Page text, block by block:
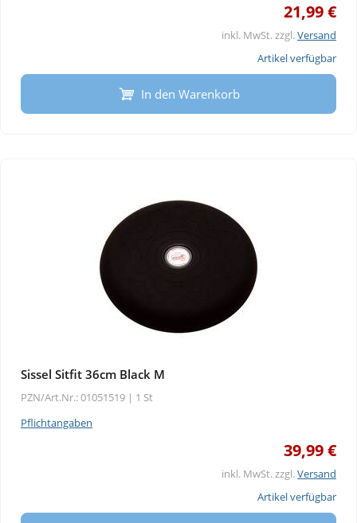
21,99 €
inkl. MwSt. zzgl.Versand
Artikel verfügbar
In den Warenkorb
Sissel Sitfit 36cm Black M
PZN/Art.Nr.: 01051519 | 1 St
Pflichtangaben
39,99 €
inkl. MwSt. zzgl.Versand
Artikel verfügbar